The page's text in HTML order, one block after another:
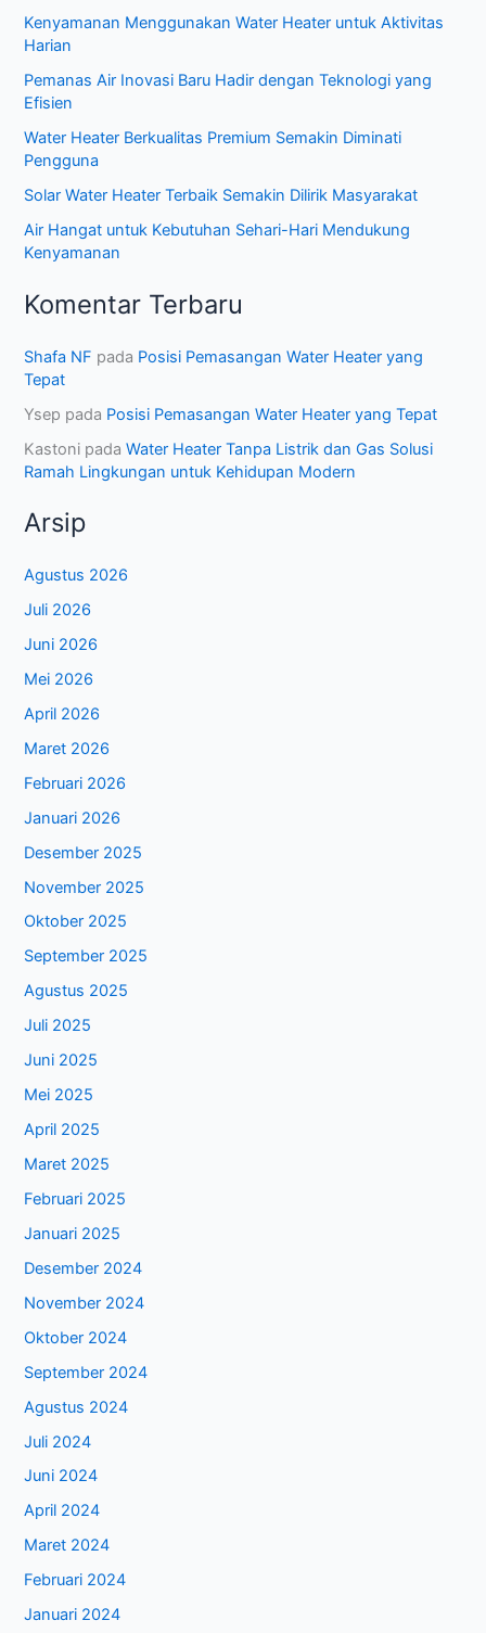
Kenyamanan Menggunakan Water Heater untuk Aktivitas
Harian
Pemanas Air Inovasi Baru Hadir dengan Teknologi yang
Efisien
Water Heater Berkualitas Premium Semakin Diminati
Pengguna
Solar Water Heater Terbaik Semakin Dilirik Masyarakat
Air Hangat untuk Kebutuhan Sehari-Hari Mendukung
Kenyamanan
Komentar Terbaru
Shafa NF pada Posisi Pemasangan Water Heater yang
Tepat
Ysep pada Posisi Pemasangan Water Heater yang Tepat
Kastoni padaWater Heater Tanpa Listrik dan Gas Solusi
Ramah Lingkungan untuk Kehidupan Modern
Arsip
Agustus 2026
Juli 2026
Juni 2026
Mei 2026
April 2026
Maret 2026
Februari 2026
Januari 2026
Desember 2025
November 2025
Oktober 2025
September 2025
Agustus 2025
Juli 2025
Juni 2025
Mei 2025
April 2025
Maret 2025
Februari 2025
Januari 2025
Desember 2024
November 2024
Oktober 2024
September 2024
Agustus 2024
Juli 2024
Juni 2024
April 2024
Maret 2024
Februari 2024
Januari 2024